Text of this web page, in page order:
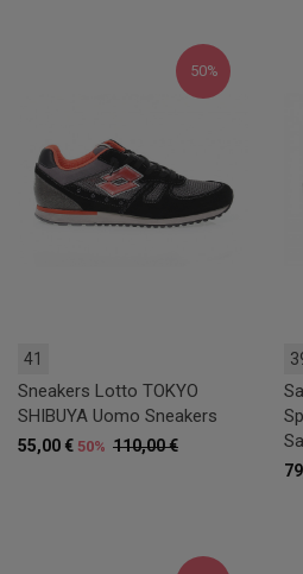
50%
41
Sneakers Lotto TOKYO
SHIBUYA Uomo Sneakers
110,00 €
55,00 € 50%